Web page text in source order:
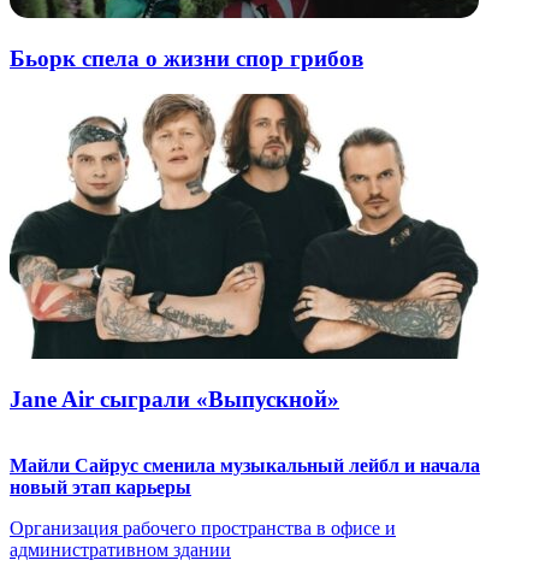
Бьорк спела о жизни спор грибов
Jane Air сыграли «Выпускной»
Майли Сайрус сменила музыкальный лейбл и начала
новый этап карьеры
Организация рабочего пространства в офисе и
административном здании